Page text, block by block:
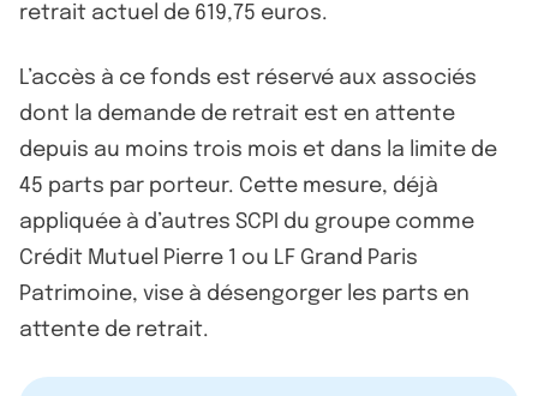
retrait actuel de 619,75 euros.
L’accès à ce fonds est réservé aux associés
dont la demande de retrait est en attente
depuis au moins trois mois et dans la limite de
45 parts par porteur. Cette mesure, déjà
appliquée à d’autres SCPI du groupe comme
Crédit Mutuel Pierre 1 ou LF Grand Paris
Patrimoine, vise à désengorger les parts en
attente de retrait.